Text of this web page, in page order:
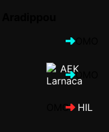
OMO
OMO HIL